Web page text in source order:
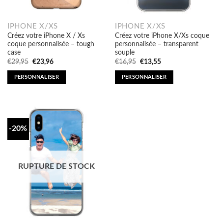
IPHONE X/XS
Créez votre iPhone X / Xs
coque personnalisée – tough
case
€29,95 Original
was:
€29,95.
€23,96Current
is:
€23,96.
PERSONNALISER
IPHONE X/XS
Créez votre iPhone X/Xs coque
personnalisée – transparent
souple
€16,95 Original
was:
€16,95.
€13,55Current
is:
€13,55.
PERSONNALISER
-20%
RUPTURE DE STOCK